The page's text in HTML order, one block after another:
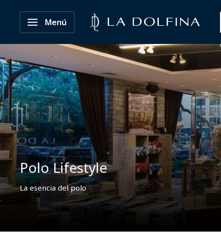
directamenteMenú ladolfinapoloclub
Polo Lifestyle
La esencia del polo